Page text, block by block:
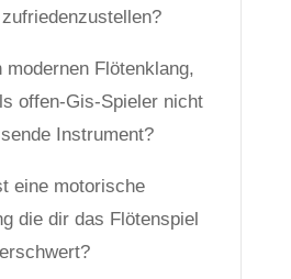
modernen Flötenklang,
offen-Gis-Spieler nicht
Instrument?
eine motorische
die dir das Flötenspiel
erschwert?